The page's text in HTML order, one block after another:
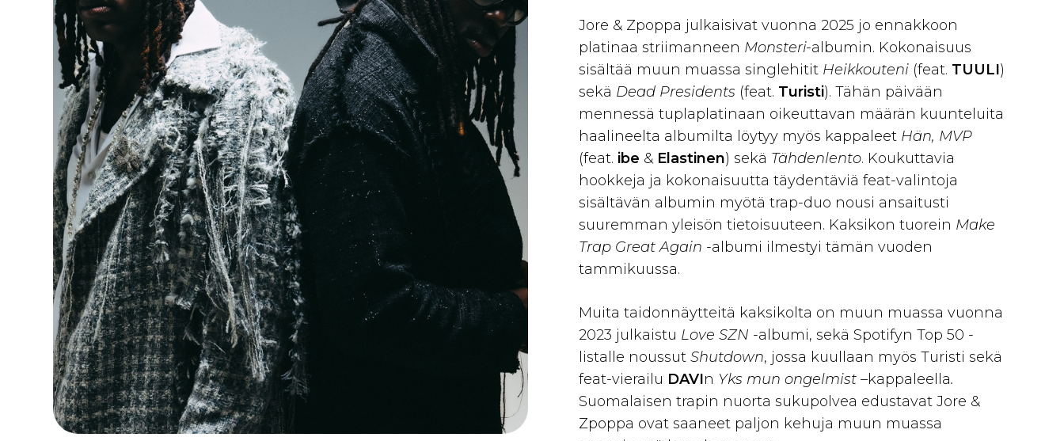
Jore & Zpoppa julkaisivat vuonna 2025 jo ennakkoon
platinaa striimanneen Monsteri-albumin. Kokonaisuus
sisältää muun muassa singlehitit Heikkouteni (feat. TUULI)
sekä Dead Presidents (feat. Turisti). Tähän päivään
mennessä tuplaplatinaan oikeuttavan määrän kuunteluita
haalineelta albumilta löytyy myös kappaleet Hän, MVP
(feat. ibe & Elastinen) sekä Tähdenlento. Koukuttavia
hookkeja ja kokonaisuutta täydentäviä feat-valintoja
sisältävän albumin myötä trap-duo nousi ansaitusti
suuremman yleisön tietoisuuteen. Kaksikon tuorein Make
Trap Great Again -albumi ilmestyi tämän vuoden
tammikuussa.
Muita taidonnäytteitä kaksikolta on muun muassa vuonna
2023 julkaistu Love SZN -albumi, sekä Spotifyn Top 50 -
listalle noussutShutdown, jossa kuullaan myös Turisti sekä
feat-vierailu DAVIn Yks mun ongelmist –kappaleella.
Suomalaisen trapin nuorta sukupolvea edustavat Jore &
Zpoppa ovat saaneet paljon kehuja muun muassa